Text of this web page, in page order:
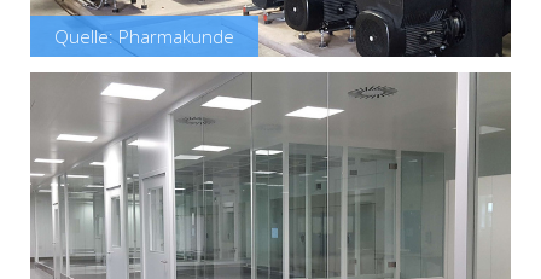
Quelle: Pharmakunde